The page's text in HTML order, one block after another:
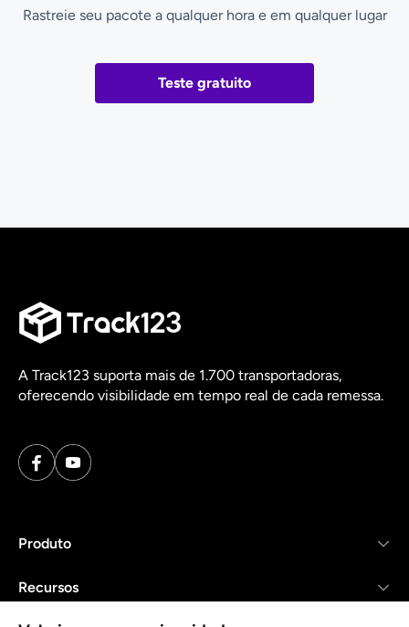
Rastreie seu pacote a qualquer hora e em qualquer lugar
Teste gratuito
A Track123 suporta mais de 1.700 transportadoras,
oferecendo visibilidade em tempo real de cada remessa.
Produto
Recursos